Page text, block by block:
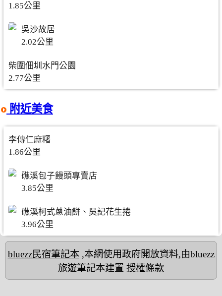
1.85公里
吳沙故居
2.02公里
柴圍佃圳水門公園
2.77公里
附近美食
李傳仁麻糬
1.86公里
礁溪包子饅頭專賣店
3.85公里
礁溪柯式蔥油餅、吳記花生捲
3.96公里
bluezz民宿筆記本,本網使用政府開放資料,由bluezz
旅遊筆記本建置 授權條款